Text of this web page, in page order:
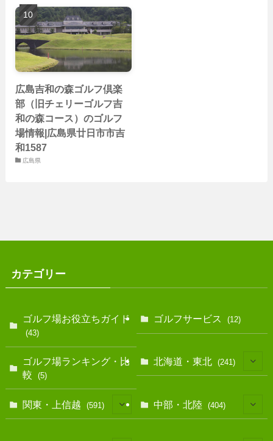
広島吉和の森ゴルフ倶楽
部（旧チェリーゴルフ吉
和の森コース）のゴルフ
場情報|広島県廿日市市吉
和1587
広島県
カテゴリー
ゴルフ場お役立ちガイド
(43)
ゴルフサービス (12)
ゴルフ場ランキング・比
較
(5)
北海道・東北 (241)
関東・上信越 (591) 中部・北陸 (404)